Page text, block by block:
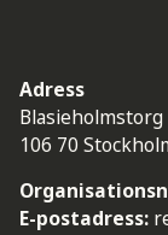
Adress
Blasieholmstorg
106 70
E-postadress: